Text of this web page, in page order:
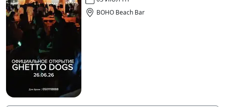
BOHO Beach Bar